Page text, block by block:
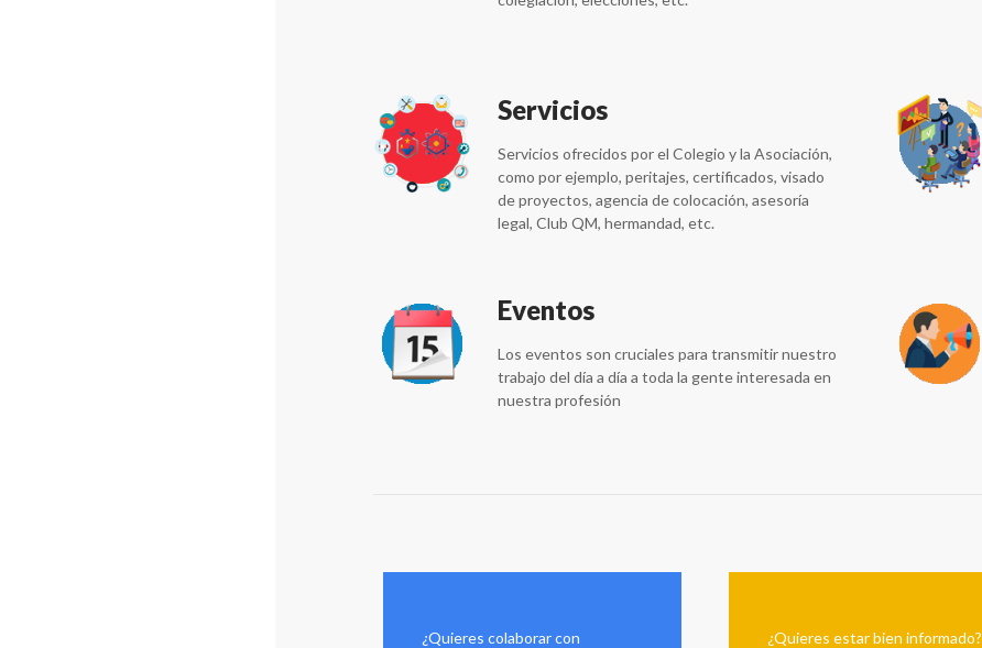
Servicios
Servicios ofrecidos por el Colegio y la Asociación,
como por ejemplo, peritajes, certificados, visado
de proyectos, agencia de colocación, asesoría
legal, Club QM, hermandad, etc.
Eventos
Los eventos son cruciales para transmitir nuestro
trabajo del día a día a toda la gente interesada en
nuestra profesión
¿Quieres colaborar con
¿Quieres estar bien informado?